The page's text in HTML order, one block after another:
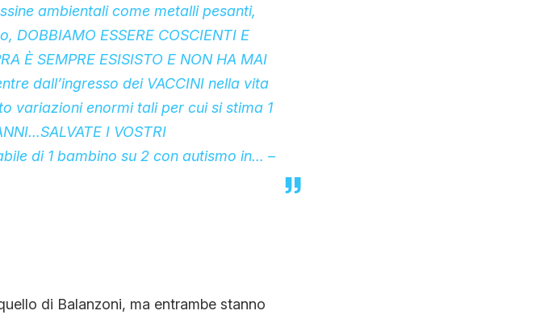
ambientali come metalli pesanti,
ESSERE COSCIENTI E
È SEMPRE ESISISTO E NON HA MAI
dall’ingresso dei VACCINI nella vita
variazioni enormi tali per cui si stima 1
I VOSTRI
di 1 bambino su 2 con autismo in… –
di Balanzoni, ma entrambe stanno